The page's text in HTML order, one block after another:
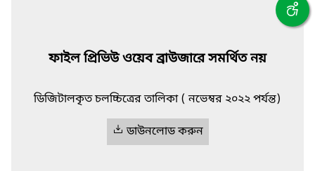
ফাইল প্রিভিউ ওয়েব ব্রাউজারে সমর্থিত নয়
ডিজিটালকৃত চলচ্চিত্রের তালিকা ( নভেম্বর ২০২২ পর্যন্ত)
ডাউনলোড করুন